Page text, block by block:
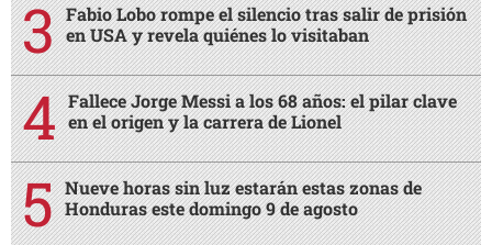
Fabio Lobo rompe el silencio tras salir de prisión
en USA y revela quiénes lo visitaban
Fallece Jorge Messi a los 68 años: el pilar clave
en el origen y la carrera de Lionel
Nueve horas sin luz estarán estas zonas de
Honduras este domingo 9 de agosto